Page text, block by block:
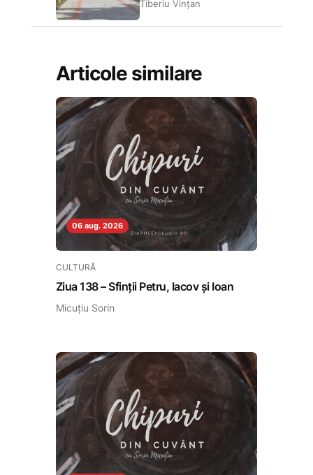
Tiberiu Vințan
Articole similare
06 aug. 2026
CULTURĂ
Ziua 138 – Sfinții Petru, Iacov și Ioan
Micuțiu Sorin